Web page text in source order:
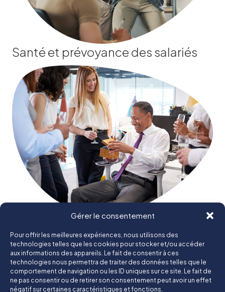
Gérer le consentement
Pour offrir les meilleures expériences, nous utilisons des
technologies telles que les cookies pour stocker et/ou accéder
aux informations des appareils. Le fait de consentir à ces
technologies nous permettra de traiter des données telles que le
comportement de navigation ou les ID uniques sur ce site. Le fait de
ne pas consentir ou de retirer son consentement peut avoir un effet
négatif sur certaines caractéristiques et fonctions.
Santé et prévoyance des salariés
Retraite collective
Un groupe tourné vers ses collaborateurs, ses clients et son térritoire
© Groupe Tolede 2025